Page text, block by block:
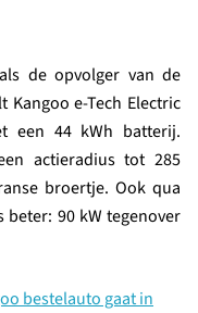
de opvolger van de
Kangoo e-Tech Electric
een 44 kWh batterij.
actieradius tot 285
broertje. Ook qua
90 kW tegenover
bestelauto gaat in